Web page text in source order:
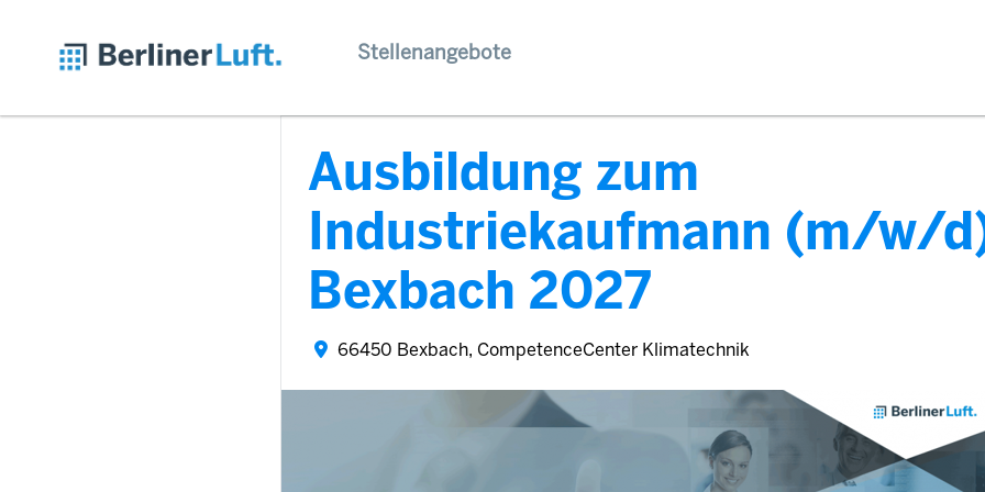
Stellenangebote
Ausbildung zum
Industriekaufmann (m/w/
Bexbach 2027
66450 Bexbach, CompetenceCenter Klimatechnik